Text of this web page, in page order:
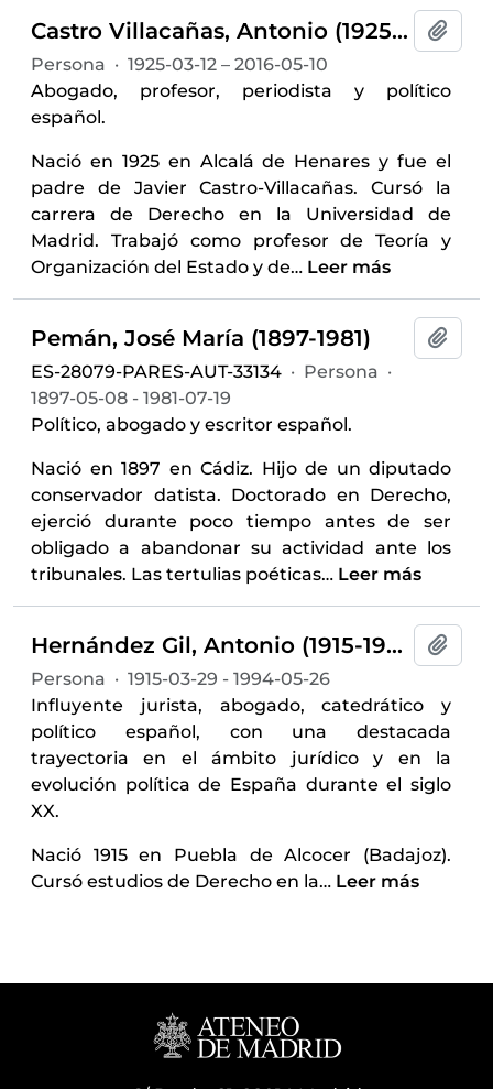
Castro Villacañas, Antonio (1925-2016)
Persona · 1925-03-12 – 2016-05-10
Abogado, profesor, periodista y político
español.
Nació en 1925 en Alcalá de Henares y fue el
padre de Javier Castro-Villacañas. Cursó la
carrera de Derecho en la Universidad de
Madrid. Trabajó como profesor de Teoría y
Organización del Estado y de… Leer más
Pemán, José María (1897-1981)
ES-28079-PARES-AUT-33134 · Persona ·
1897-05-08 - 1981-07-19
Político, abogado y escritor español.
Nació en 1897 en Cádiz. Hijo de un diputado
conservador datista. Doctorado en Derecho,
ejerció durante poco tiempo antes de ser
obligado a abandonar su actividad ante los
tribunales. Las tertulias poéticas… Leer más
Hernández Gil, Antonio (1915-1994)
Persona · 1915-03-29 - 1994-05-26
Influyente jurista, abogado, catedrático y
político español, con una destacada
trayectoria en el ámbito jurídico y en la
evolución política de España durante el siglo
XX.
Nació 1915 en Puebla de Alcocer (Badajoz).
Cursó estudios de Derecho en la… Leer más